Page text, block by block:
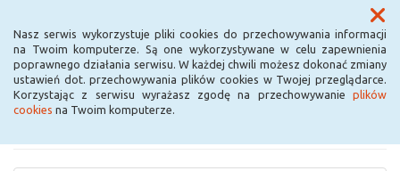
Nasz serwis wykorzystuje pliki cookies do przechowywania informacji
na Twoim komputerze. Są one wykorzystywane w celu zapewnienia
poprawnego działania serwisu. W każdej chwili możesz dokonać zmiany
ustawień dot. przechowywania plików cookies w Twojej przeglądarce.
Korzystając z serwisu wyrażasz zgodę na przechowywanie plików
cookies na Twoim komputerze.
Menu
Urząd Miejski w
Krośniewicach